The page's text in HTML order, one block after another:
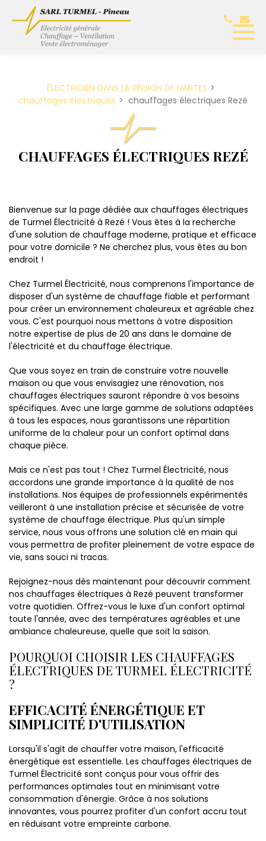
ÉLECTRICIEN DANS LA RÉGION DE NANTES
chauffages électriques
chauffages électriques Rezé
CHAUFFAGES ÉLECTRIQUES REZÉ
Bienvenue sur la page dédiée aux chauffages électriques
de Turmel Électricité à Rezé ! Vous êtes à la recherche
d'une solution de chauffage moderne, pratique et efficace
pour votre domicile ? Ne cherchez plus, vous êtes au bon
endroit !
Chez Turmel Électricité, nous comprenons l'importance de
disposer d'un système de chauffage fiable et performant
pour créer un environnement chaleureux et agréable chez
vous. C'est pourquoi nous mettons à votre disposition
notre expertise de plus de 20 ans dans le domaine de
l'électricité et du chauffage électrique.
Que vous soyez en train de construire votre nouvelle
maison ou que vous envisagiez une rénovation, nos
chauffages électriques sauront répondre à vos besoins
spécifiques. Avec une large gamme de solutions adaptées
à tous les espaces, nous garantissons une répartition
uniforme de la chaleur pour un confort optimal dans
chaque pièce.
Mais ce n'est pas tout ! Chez Turmel Électricité, nous
accordons une grande importance à la qualité de nos
installations. Nos équipes de professionnels expérimentés
veilleront à une installation précise et sécurisée de votre
système de chauffage électrique. Plus qu'un simple
service, nous vous offrons une solution clé en main qui
vous permettra de profiter pleinement de votre espace de
vie, sans souci ni tracas.
Rejoignez-nous dès maintenant pour découvrir comment
nos chauffages électriques à Rezé peuvent transformer
votre quotidien. Offrez-vous le luxe d'un confort optimal
toute l'année, avec des températures agréables et une
ambiance chaleureuse, quelle que soit la saison.
POURQUOI CHOISIR LES CHAUFFAGES
ÉLECTRIQUES DE TURMEL ÉLECTRICITÉ
?
EFFICACITÉ ÉNERGÉTIQUE ET
SIMPLICITÉ D'UTILISATION
Lorsqu'il s'agit de chauffer votre maison, l'efficacité
énergétique est essentielle. Les chauffages électriques de
Turmel Électricité sont conçus pour vous offrir des
performances optimales tout en minimisant votre
consommation d'énergie. Grâce à nos solutions
innovantes, vous pourrez profiter d'un confort accru tout
en réduisant votre empreinte carbone.
Panneau de gestion des cookies